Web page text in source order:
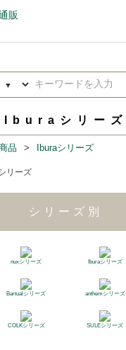
Iburaシリーズ
品 Iburaシリーズ
シリーズ別
nuxシリーズ Iburaシリーズ
Bartualシリーズ anthemシリーズ
COLKシリーズ SULEシリーズ